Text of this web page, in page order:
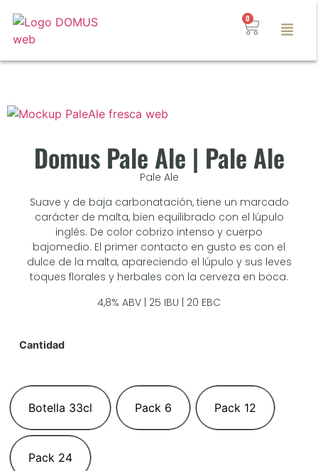
0
Domus Pale Ale | Pale Ale
Pale Ale
Suave y de baja carbonatación, tiene un marcado
carácter de malta, bien equilibrado con el lúpulo
inglés. De color cobrizo intenso y cuerpo
bajomedio. El primer contacto en gusto es con el
dulce de la malta, apareciendo el lúpulo y sus leves
toques florales y herbales con la cerveza en boca.
4,8% ABV | 25 IBU | 20 EBC
Cantidad
Botella 33cl Pack 6 Pack 12
Pack 24